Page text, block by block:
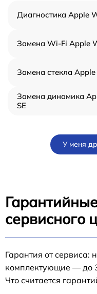
Диагностика Apple
Замена Wi-Fi Apple
Замена стекла
Замена динамика
SE
У меня
сервисного
Гарантия от сервиса:
комплектующие — до
Что считается